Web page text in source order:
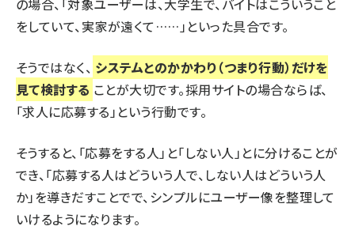
の場合、「対象ユーザーは、大学生で、バイトはこういうこと
をしていて、実家が遠くて……」といった具合です。
そうではなく、 システムとのかかわり（つまり行動）だけを
見て検討する ことが大切です。採用サイトの場合ならば、
「求人に応募する」という行動です。
そうすると、「応募をする人」と「しない人」とに分けることが
でき、「応募する人はどういう人で、しない人はどういう人
か」を導きだすことでで、シンプルにユーザー像を整理して
いけるようになります。